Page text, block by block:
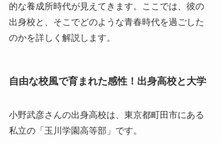
的な養成所時代が見えてきます。ここでは、彼の
出身校と、そこでどのような青春時代を過ごした
のかを詳しく解説します。
自由な校風で育まれた感性！出身高校と大学
小野武彦さんの出身高校は、東京都町田市にある
私立の「玉川学園高等部」です。